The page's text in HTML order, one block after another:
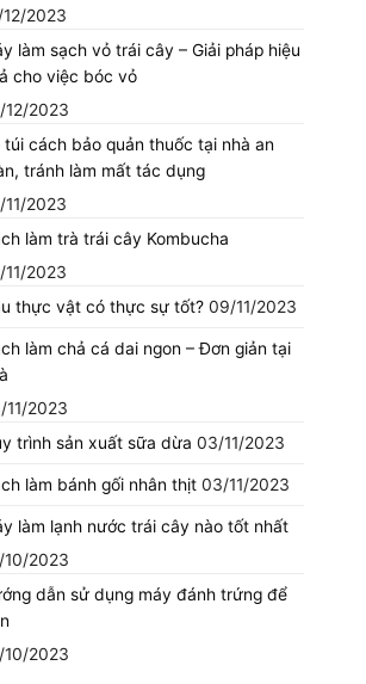
12/2023
làm sạch vỏ trái cây – Giải pháp hiệu
cho việc bóc vỏ
12/2023
túi cách bảo quản thuốc tại nhà an
tránh làm mất tác dụng
11/2023
làm trà trái cây Kombucha
11/2023
thực vật có thực sự tốt? 09/11/2023
làm chả cá dai ngon – Đơn giản tại
11/2023
trình sản xuất sữa dừa 03/11/2023
làm bánh gối nhân thịt 03/11/2023
làm lạnh nước trái cây nào tốt nhất
10/2023
dẫn sử dụng máy đánh trứng để
10/2023